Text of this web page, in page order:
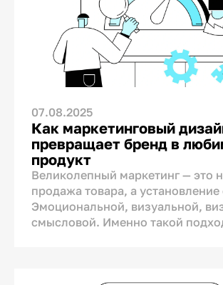
07.08.2025
Как маркетинговый
превращает бренд в
продукт
Великолепный маркетинг — это
продажа товара, а установление
Эмоциональной, визуальной,
смысловой. Именно такой